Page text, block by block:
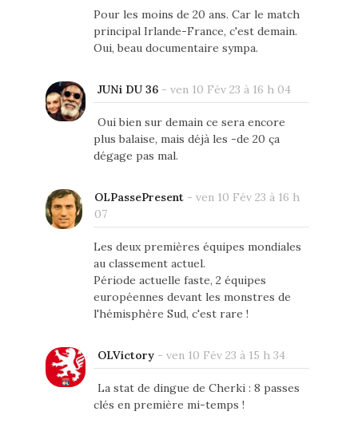
Pour les moins de 20 ans. Car le match
principal Irlande-France, c'est demain.
Oui, beau documentaire sympa.
JUNi DU 36- ven 10 Fév 23 à 16 h 04
Oui bien sur demain ce sera encore
plus balaise, mais déjà les -de 20 ça
dégage pas mal.
OLPassePresent- ven 10 Fév 23 à 16 h
07
Les deux premières équipes mondiales
au classement actuel.
Période actuelle faste, 2 équipes
européennes devant les monstres de
l'hémisphère Sud, c'est rare !
OLVictory- ven 10 Fév 23 à 15 h 34
La stat de dingue de Cherki : 8 passes
clés en première mi-temps !